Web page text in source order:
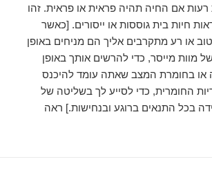
אם החיה תהיה פראית או פראית. זהו
חיות בית גוססות או ייסורים. [כאשר
או רע מתקרבים אליך הם מניחים באופן
מוות מייסר, כדי להרשים אותך באופן
או בחומרת המצב שאתה עומד להיכנס
החומרית, כדי לסייע לך בשליטה של
בכל התנאים ברוגע ובנחישות.] ראה